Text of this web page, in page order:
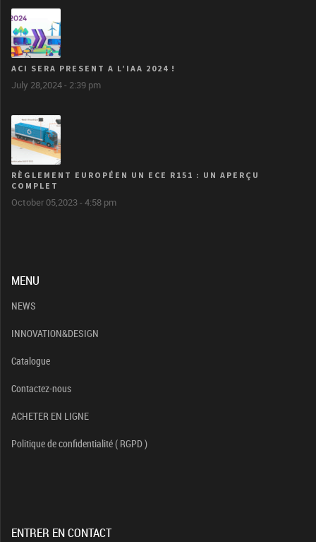
ACI SERA PRESENT A L’IAA 2024 !
July 28,2024 - 2:39 pm
RÈGLEMENT EUROPÉEN UN ECE R151 : UN APERÇU
COMPLET
October 05,2023 - 4:58 pm
MENU
NEWS
INNOVATION&DESIGN
Catalogue
Contactez-nous
ACHETER EN LIGNE
Politique de confidentialité ( RGPD )
ENTRER EN CONTACT